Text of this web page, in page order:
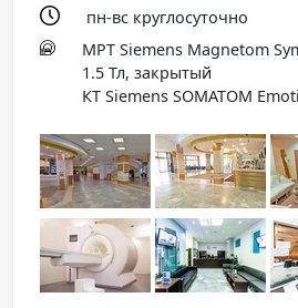
пн-вс круглосуточно
МРТ Siemens Magnetom
1.5 Тл, закрытый
КТ Siemens SOMATOM